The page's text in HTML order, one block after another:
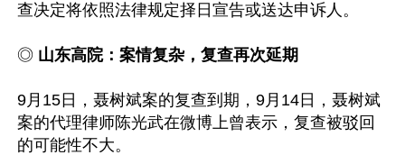
查决定将依照法律规定择日宣告或送达申诉人。
◎ 山东高院：案情复杂，复查再次延期
9月15日，聂树斌案的复查到期，9月14日，聂树斌
案的代理律师陈光武在微博上曾表示，复查被驳回
的可能性不大。